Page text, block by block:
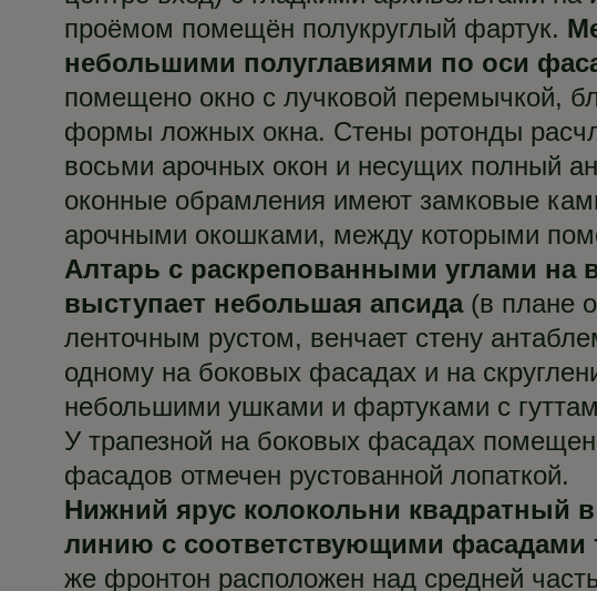
проёмом помещён полукруглый фартук.
небольшими полуглавиями по оси
помещено окно с лучковой перемычкой,
формы ложных окна. Стены ротонды
восьми арочных окон и несущих полный
оконные обрамления имеют замковые
арочными окошками, между которыми
Алтарь с раскрепованными углами на
выступает небольшая апсида(в плане
ленточным рустом, венчает стену
одному на боковых фасадах и на
небольшими ушками и фартуками с
У трапезной на боковых фасадах
фасадов отмечен рустованной лопаткой.
Нижний ярус колокольни квадратный
линию с соответствующими фасадами
же фронтон расположен над средней